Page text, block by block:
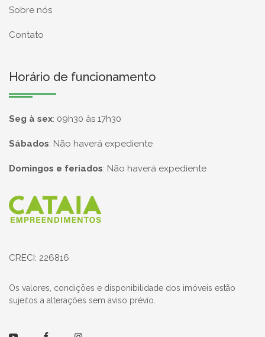
Sobre nós
Contato
Horário de funcionamento
Seg à sex: 09h30 às 17h30
Sábados: Não haverá expediente
Domingos e feriados: Não haverá expediente
Página inicial
CRECI: 226816
Os valores, condições e disponibilidade dos imóveis estão
sujeitos a alterações sem aviso prévio.